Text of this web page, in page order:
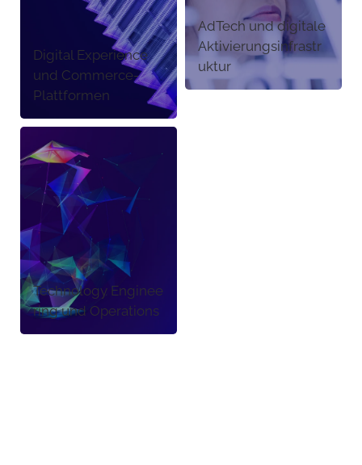
Digital Experience
und Commerce-
Plattformen
AdTech und digitale
Aktivierungsinfrastr
uktur
Technology Enginee
ring und Operations